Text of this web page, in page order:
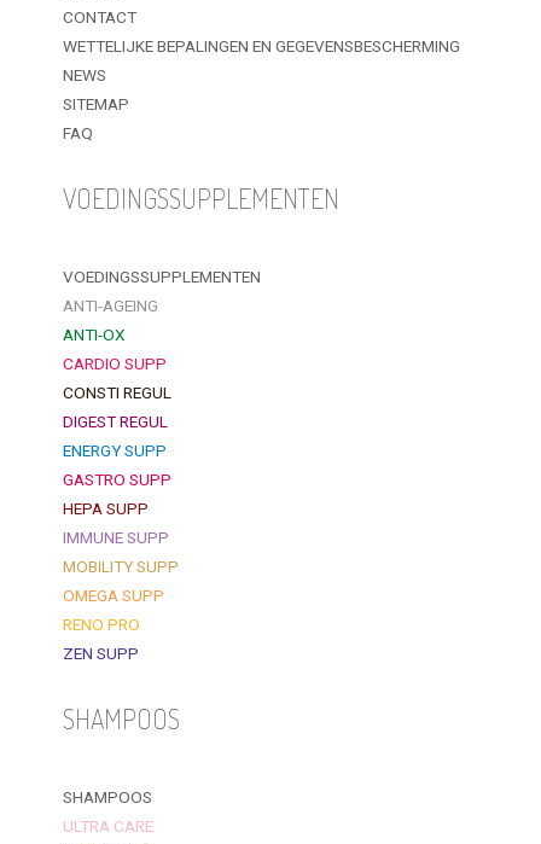
CONTACT
WETTELIJKE BEPALINGEN EN GEGEVENSBESCHERMING
NEWS
SITEMAP
FAQ
VOEDINGSSUPPLEMENTEN
VOEDINGSSUPPLEMENTEN
ANTI-AGEING
ANTI-OX
CARDIO SUPP
CONSTI REGUL
DIGEST REGUL
ENERGY SUPP
GASTRO SUPP
HEPA SUPP
IMMUNE SUPP
MOBILITY SUPP
OMEGA SUPP
RENO PRO
ZEN SUPP
SHAMPOOS
SHAMPOOS
ULTRA CARE